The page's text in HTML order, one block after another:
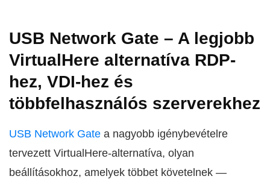
USB Network Gate – A legjobb
VirtualHere alternatíva RDP-
hez, VDI-hez és
többfelhasználós szerverekhez
USB Network Gate a nagyobb igénybevételre
tervezett VirtualHere-alternatíva, olyan
beállításokhoz, amelyek többet követelnek —